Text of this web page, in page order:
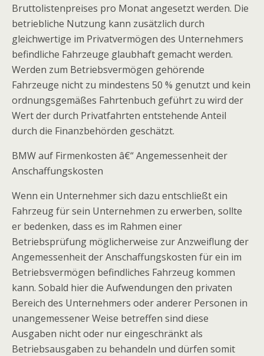
Bruttolistenpreises pro Monat angesetzt werden. Die
betriebliche Nutzung kann zusätzlich durch
gleichwertige im Privatvermögen des Unternehmers
befindliche Fahrzeuge glaubhaft gemacht werden.
Werden zum Betriebsvermögen gehörende
Fahrzeuge nicht zu mindestens 50 % genutzt und kein
ordnungsgemäßes Fahrtenbuch geführt zu wird der
Wert der durch Privatfahrten entstehende Anteil
durch die Finanzbehörden geschätzt.
BMW auf Firmenkosten â€“ Angemessenheit der
Anschaffungskosten
Wenn ein Unternehmer sich dazu entschließt ein
Fahrzeug für sein Unternehmen zu erwerben, sollte
er bedenken, dass es im Rahmen einer
Betriebsprüfung möglicherweise zur Anzweiflung der
Angemessenheit der Anschaffungskosten für ein im
Betriebsvermögen befindliches Fahrzeug kommen
kann. Sobald hier die Aufwendungen den privaten
Bereich des Unternehmers oder anderer Personen in
unangemessener Weise betreffen sind diese
Ausgaben nicht oder nur eingeschränkt als
Betriebsausgaben zu behandeln und dürfen somit